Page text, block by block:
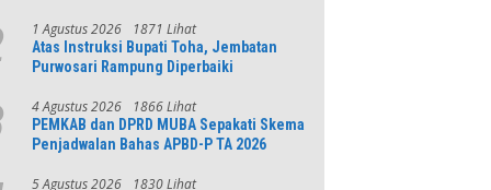
1 Agustus 2026 1871 Lihat
Atas Instruksi Bupati Toha, Jembatan
Purwosari Rampung Diperbaiki
4 Agustus 2026 1866 Lihat
PEMKAB dan DPRD MUBA Sepakati Skema
Penjadwalan Bahas APBD-P TA 2026
5 Agustus 2026 1830 Lihat